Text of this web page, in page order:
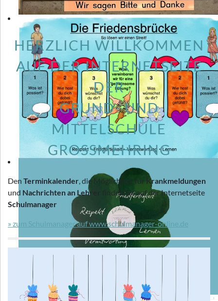
HERZLICH WILLKOMMEN
AUF DER INTERNETSEITE
DER
GRUND- UND
MITTELSCHULE
GROSSMEHRING
Den Terminkalender, die Möglichkeit für Krankmeldungen
und Nachrichten an Lehrer
finden Sie auf der Internetseite
Schulmanager
» zum Schulmanager auf www.schulmanager-online.de